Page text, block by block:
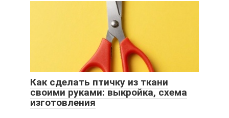
Как сделать птичку из ткани
своими руками: выкройка, схема
изготовления